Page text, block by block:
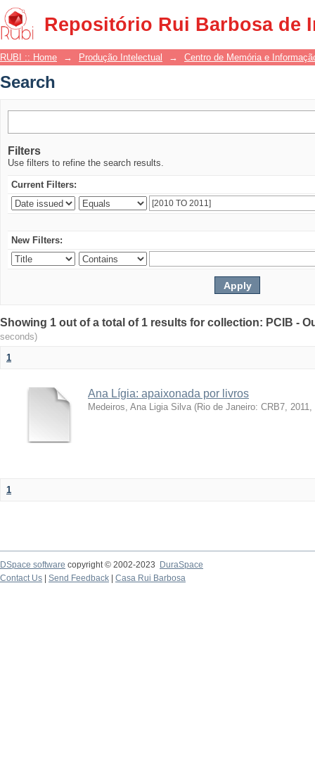
Repositório Rui Barbosa de
Search
RUBI :: Home → Produção Intelectual → Centro de Memória e
Search
Filters
Use filters to refine the search results.
Current Filters:
New Filters:
Showing 1 out of a total of 1 results for collection: PCIB -
seconds)
1
Ana Lígia: apaixonada por livros
Medeiros, Ana Ligia Silva (Rio de Janeiro: CRB7, 2011,
1
DSpace software copyright © 2002-2023
DuraSpace
Contact Us
Send Feedback Casa Rui Barbosa